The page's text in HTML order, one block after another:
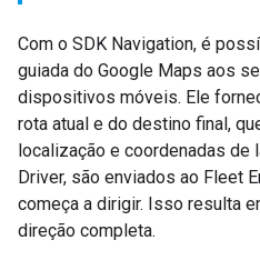
Com o SDK Navigation, é
guiada do Google Maps aos
dispositivos móveis. Ele
rota atual e do destino final,
localização e coordenadas
Driver, são enviados ao Fleet
começa a dirigir. Isso resulta
direção completa.